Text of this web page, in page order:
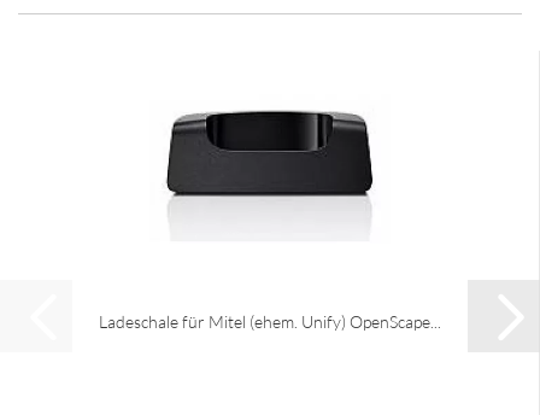
Ladeschale für Mitel (ehem. Unify) OpenScape...